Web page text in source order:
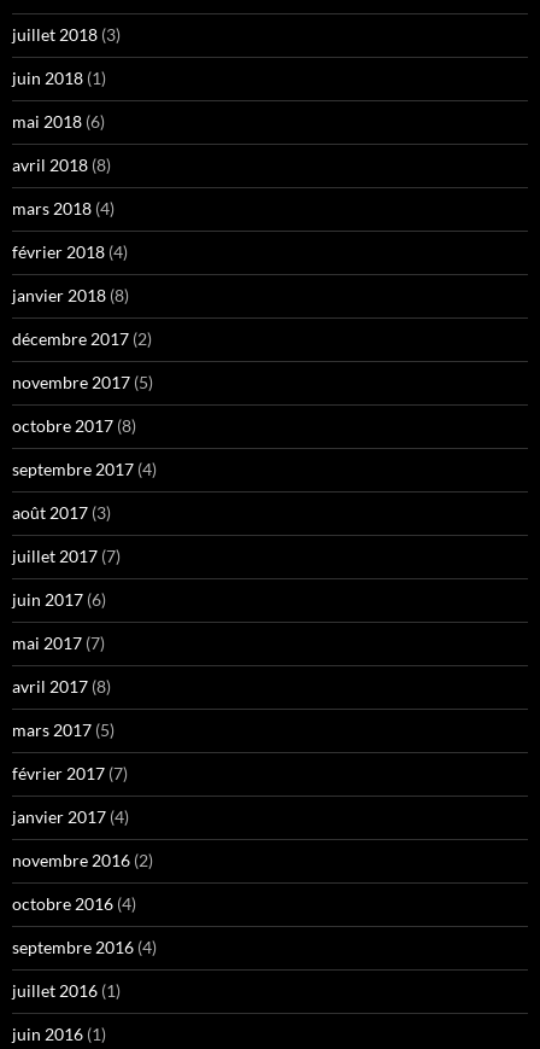
juillet 2018 (3)
juin 2018 (1)
mai 2018 (6)
avril 2018 (8)
mars 2018 (4)
février 2018 (4)
janvier 2018 (8)
décembre 2017 (2)
novembre 2017 (5)
octobre 2017 (8)
septembre 2017 (4)
août 2017 (3)
juillet 2017 (7)
juin 2017 (6)
mai 2017 (7)
avril 2017 (8)
mars 2017 (5)
février 2017 (7)
janvier 2017 (4)
novembre 2016 (2)
octobre 2016 (4)
septembre 2016 (4)
juillet 2016 (1)
juin 2016 (1)